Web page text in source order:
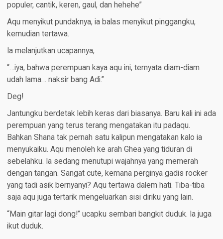
populer, cantik, keren, gaul, dan hehehe”
Aqu menyikut pundaknya, ia balas menyikut pinggangku,
kemudian tertawa.
Ia melanjutkan ucapannya,
“…iya, bahwa perempuan kaya aqu ini, ternyata diam-diam
udah lama… naksir bang Adi.”
Deg!
Jantungku berdetak lebih keras dari biasanya. Baru kali ini ada
perempuan yang terus terang mengatakan itu padaqu.
Bahkan Shana tak pernah satu kalipun mengatakan kalo ia
menyukaiku. Aqu menoleh ke arah Ghea yang tiduran di
sebelahku. Ia sedang menutupi wajahnya yang memerah
dengan tangan. Sangat cute, kemana perginya gadis rocker
yang tadi asik bernyanyi? Aqu tertawa dalem hati. Tiba-tiba
saja aqu juga tertarik mengeluarkan sisi diriku yang lain.
“Main gitar lagi dong!” ucapku sembari bangkit duduk. Ia juga
ikut duduk.